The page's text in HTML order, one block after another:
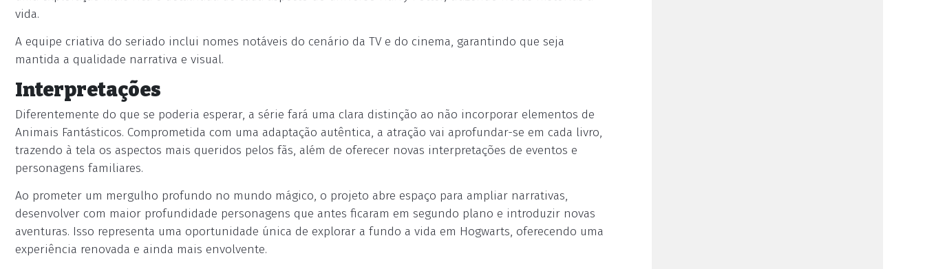
vida.
A equipe criativa do seriado inclui nomes notáveis do cenário da TV e do cinema, garantindo que seja
mantida a qualidade narrativa e visual.
Interpretações
Diferentemente do que se poderia esperar, a série fará uma clara distinção ao não incorporar elementos de
Animais Fantásticos. Comprometida com uma adaptação autêntica, a atração vai aprofundar-se em cada livro,
trazendo à tela os aspectos mais queridos pelos fãs, além de oferecer novas interpretações de eventos e
personagens familiares.
Ao prometer um mergulho profundo no mundo mágico, o projeto abre espaço para ampliar narrativas,
desenvolver com maior profundidade personagens que antes ficaram em segundo plano e introduzir novas
aventuras. Isso representa uma oportunidade única de explorar a fundo a vida em Hogwarts, oferecendo uma
experiência renovada e ainda mais envolvente.